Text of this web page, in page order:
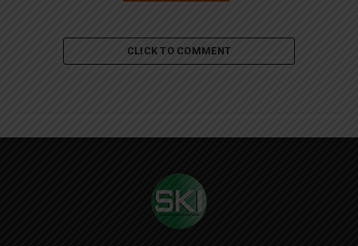
CLICK TO COMMENT